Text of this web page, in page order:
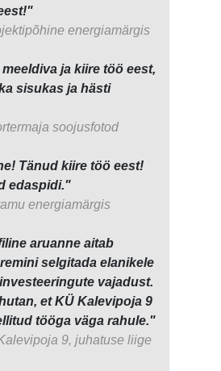
energiamärgis
ja kiire töö eest,
sisukas ja hästi
soojusfotod
Tänud kiire töö eest!
edaspidi."
energiamärgis
aruanne aitab
selgitada elanikele
vajadust.
et KÜ Kalevipoja 9
tööga väga rahule."
9, juhatuse liige